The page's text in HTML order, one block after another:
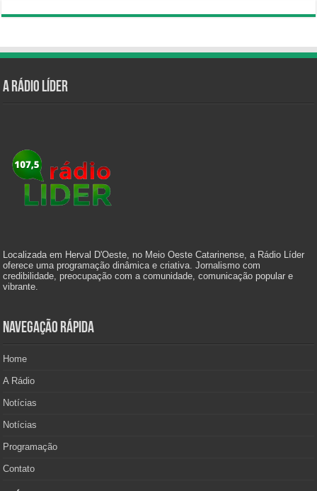
A Rádio Líder
Localizada em Herval D'Oeste, no Meio Oeste Catarinense, a Rádio Líder
oferece uma programação dinâmica e criativa. Jornalismo com
credibilidade, preocupação com a comunidade, comunicação popular e
vibrante.
Navegação Rápida
Home
A Rádio
Notícias
Notícias
Programação
Contato